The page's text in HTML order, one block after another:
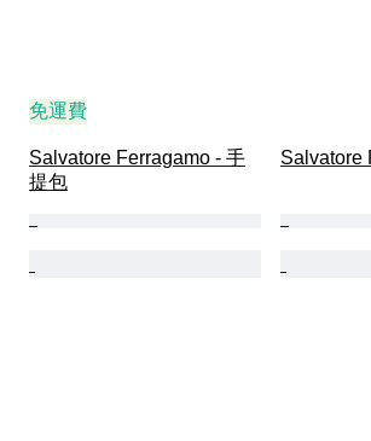
免運費
Salvatore Ferragamo - 手
提包
Salvatore